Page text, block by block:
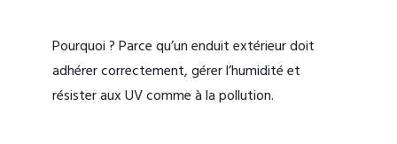
Pourquoi ? Parce qu’un enduit extérieur doit
adhérer correctement, gérer l’humidité et
résister aux UV comme à la pollution.